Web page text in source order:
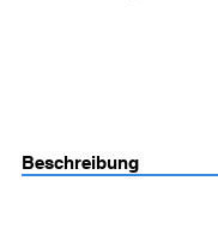
Beschreibung